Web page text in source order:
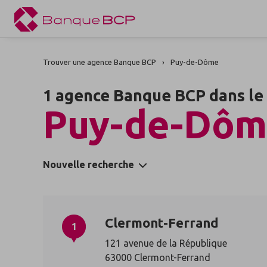
Trouver une agence Banque BCP Puy-de-Dôme
1 agence Banque BCP dans le
Puy-de-
Nouvelle recherche
1 Clermont-Ferrand
121 avenue de la République
63000 Clermont-Ferrand